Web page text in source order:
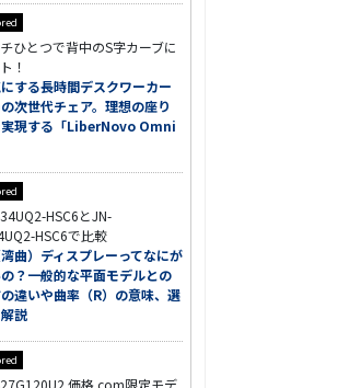
ひとつで背中のS字カーブに
！
する長時間デスクワーカー
次世代チェア。理想の座り
実現する「LiberNovo Omni
HSC6とJN-
HSC6で比較
曲）ディスプレーってなにが
？一般的な平面モデルとの
違いや曲率（R）の意味、選
説
価格.com限定モデ